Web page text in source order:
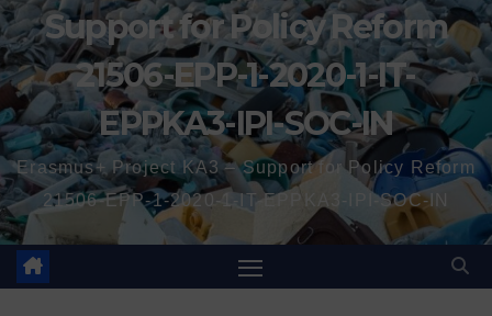
Support for Policy Reform
21506-EPP-1-2020-1-IT-
EPPKA3-IPI-SOC-IN
Erasmus+ Project KA3 – Support for Policy Reform
21506-EPP-1-2020-1-IT-EPPKA3-IPI-SOC-IN